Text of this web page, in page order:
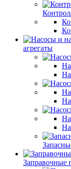
агрегаты
Заправочные